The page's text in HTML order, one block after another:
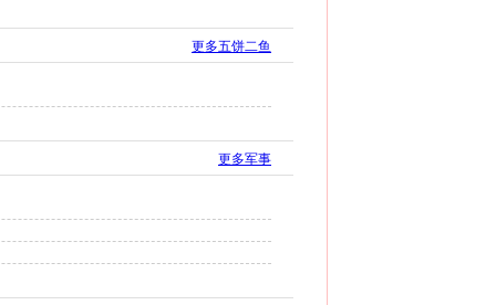
更多五饼二鱼
更多军事